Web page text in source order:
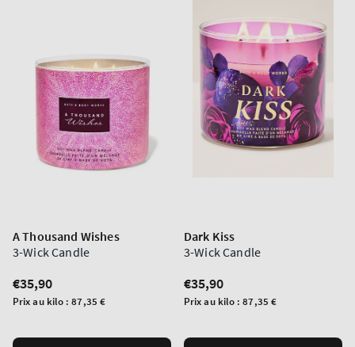
A Thousand Wishes
3-Wick Candle
Prix
normal
€35,90
Prix
Prix au kilo :87,35 €
Dark Kiss
3-Wick Candle
Prix
normal
€35,90
Prix
Prix au kilo :87,35 €